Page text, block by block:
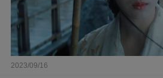
2023/09/16